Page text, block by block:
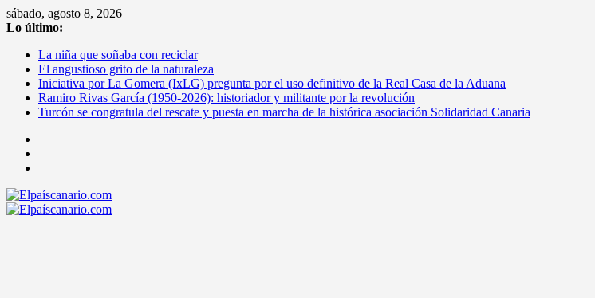
Saltar
al
sábado, agosto 8, 2026
Lo último:
La niña que soñaba con reciclar
El angustioso grito de la naturaleza
Iniciativa por La Gomera (IxLG) pregunta por el uso definitivo de la Real Casa de la Aduana
Ramiro Rivas García (1950-2026): historiador y militante por la revolución
Turcón se congratula del rescate y puesta en marcha de la histórica asociación Solidaridad Canaria